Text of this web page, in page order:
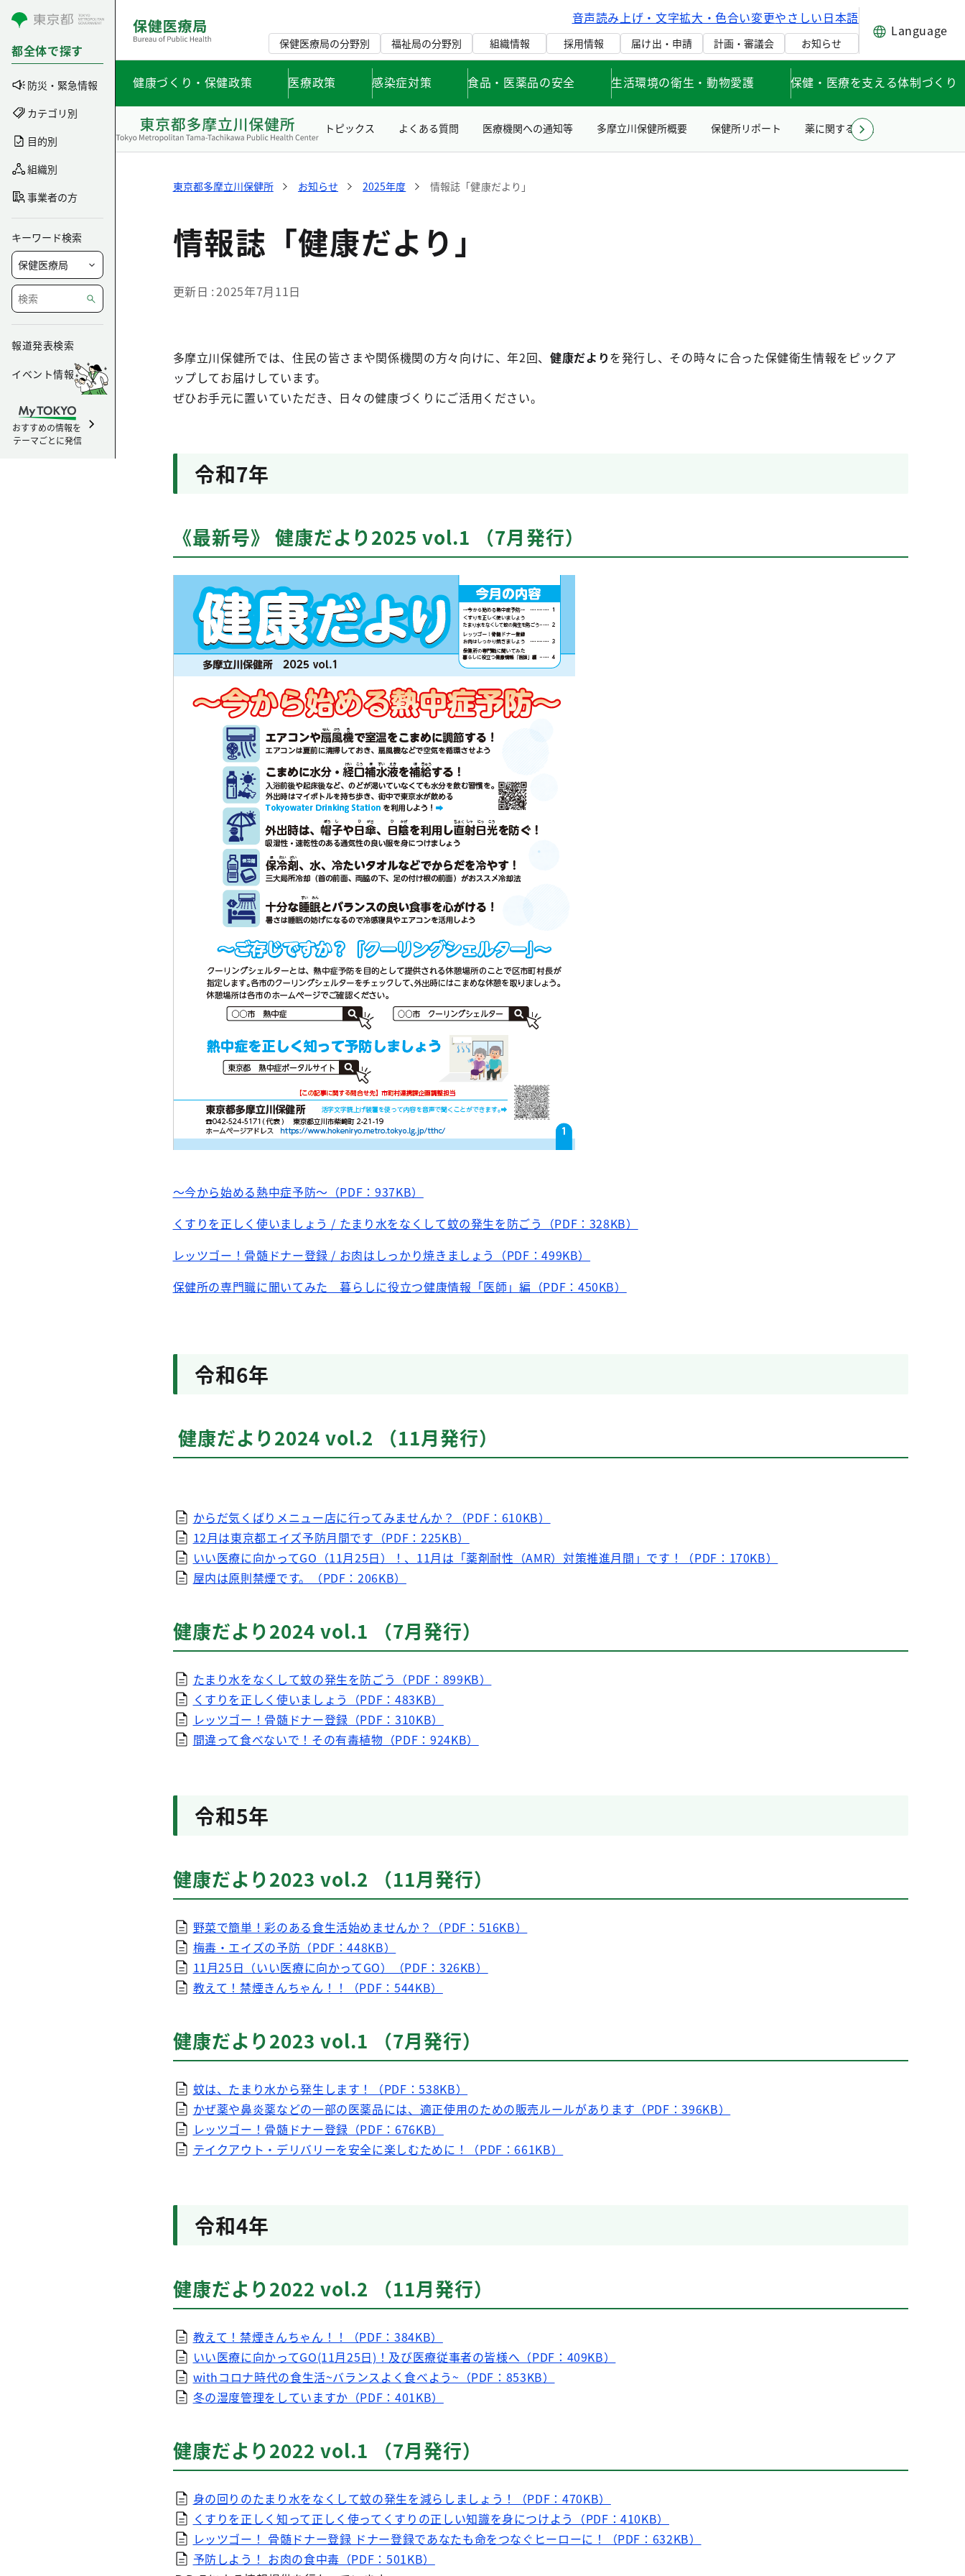
コンテンツにスキップ
都全体で探す
防災・緊急情報
カテゴリ別
目的別
組織別
事業者の方
キーワード検索
報道発表検索
イベント情報
おすすめの情報を
テーマごとに発信
音声読み上げ・文字拡大・色合い変更やさしい日本語
保健医療局の分野別 福祉局の分野別 組織情報 採用情報 届け出・申請 計画・審議会 お知らせ
Language
健康づくり・保健政策 医療政策 感染症対策 食品・医薬品の安全 生活環境の衛生・動物愛護 保健・医療を支える体制づくり
トピックス よくある質問 医療機関への通知等 多摩立川保健所概要 保健所リポート 薬に関すること
東京都多摩立川保健所 お知らせ 2025年度 情報誌「健康だより」
情報誌「健康だより」
更新日 2025年7月11日
多摩立川保健所では、住民の皆さまや関係機関の方々向けに、年2回、 健康だよりを発行し、その時々に合った保健衛生情報をピックア
ップしてお届けしています。
ぜひお手元に置いていただき、日々の健康づくりにご活用ください。
令和7年
《最新号》 健康だより2025 vol.1 （7月発行）
～今から始める熱中症予防～（PDF：937KB）
くすりを正しく使いましょう / たまり水をなくして蚊の発生を防ごう（PDF：328KB）
レッツゴー！骨髄ドナー登録 / お肉はしっかり焼きましょう（PDF：499KB）
保健所の専門職に聞いてみた 暮らしに役立つ健康情報「医師」編（PDF：450KB）
令和6年
健康だより2024 vol.2 （11月発行）
からだ気くばりメニュー店に行ってみませんか？（PDF：610KB）
12月は東京都エイズ予防月間です（PDF：225KB）
いい医療に向かってGO（11月25日）！、11月は「薬剤耐性（AMR）対策推進月間」です！（PDF：170KB）
屋内は原則禁煙です。（PDF：206KB）
健康だより2024 vol.1 （7月発行）
たまり水をなくして蚊の発生を防ごう（PDF：899KB）
くすりを正しく使いましょう（PDF：483KB）
レッツゴー！骨髄ドナー登録（PDF：310KB）
間違って食べないで！その有毒植物（PDF：924KB）
令和5年
健康だより2023 vol.2 （11月発行）
野菜で簡単！彩のある食生活始めませんか？（PDF：516KB）
梅毒・エイズの予防（PDF：448KB）
11月25日（いい医療に向かってGO）（PDF：326KB）
教えて！禁煙きんちゃん！！（PDF：544KB）
健康だより2023 vol.1 （7月発行）
蚊は、たまり水から発生します！（PDF：538KB）
かぜ薬や鼻炎薬などの一部の医薬品には、適正使用のための販売ルールがあります（PDF：396KB）
レッツゴー！骨髄ドナー登録（PDF：676KB）
テイクアウト・デリバリーを安全に楽しむために！（PDF：661KB）
令和4年
健康だより2022 vol.2 （11月発行）
教えて！禁煙きんちゃん！！（PDF：384KB）
いい医療に向かってGO(11月25日)！及び医療従事者の皆様へ（PDF：409KB）
withコロナ時代の食生活~バランスよく食べよう~（PDF：853KB）
冬の湿度管理をしていますか（PDF：401KB）
健康だより2022 vol.1 （7月発行）
身の回りのたまり水をなくして蚊の発生を減らしましょう！（PDF：470KB）
くすりを正しく知って正しく使ってくすりの正しい知識を身につけよう（PDF：410KB）
レッツゴー！ 骨髄ドナー登録 ドナー登録であなたも命をつなぐヒーローに！（PDF：632KB）
予防しよう！ お肉の食中毒（PDF：501KB）